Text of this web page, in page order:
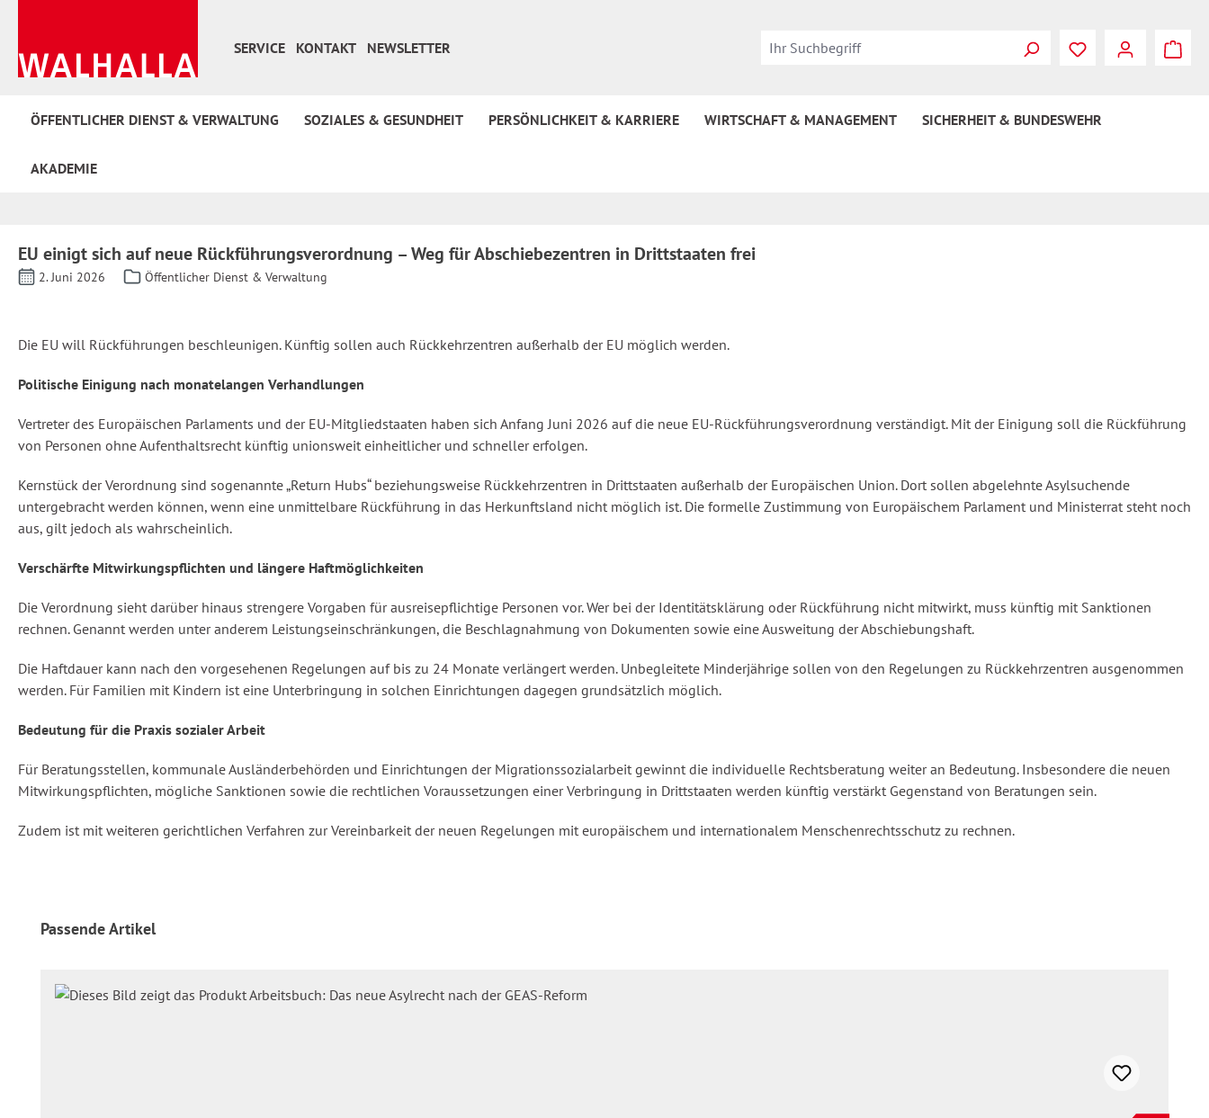
SERVICE
KONTAKT NEWSLETTER
ÖFFENTLICHER DIENST & VERWALTUNG SOZIALES & GESUNDHEIT PERSÖNLICHKEIT & KARRIERE WIRTSCHAFT & MANAGEMENT SICHERHEIT & BUNDESWEHR
AKADEMIE
EU einigt sich auf neue Rückführungsverordnung – Weg für Abschiebezentren in Drittstaaten frei
2. Juni 2026 Öffentlicher Dienst & Verwaltung
Die EU will Rückführungen beschleunigen. Künftig sollen auch Rückkehrzentren außerhalb der EU möglich werden.
Politische Einigung nach monatelangen Verhandlungen
Vertreter des Europäischen Parlaments und der EU-Mitgliedstaaten haben sich Anfang Juni 2026 auf die neue EU-Rückführungsverordnung verständigt. Mit der Einigung soll die Rückführung
von Personen ohne Aufenthaltsrecht künftig unionsweit einheitlicher und schneller erfolgen.
Kernstück der Verordnung sind sogenannte „Return Hubs“ beziehungsweise Rückkehrzentren in Drittstaaten außerhalb der Europäischen Union. Dort sollen abgelehnte Asylsuchende
untergebracht werden können, wenn eine unmittelbare Rückführung in das Herkunftsland nicht möglich ist. Die formelle Zustimmung von Europäischem Parlament und Ministerrat steht noch
aus, gilt jedoch als wahrscheinlich.
Verschärfte Mitwirkungspflichten und längere Haftmöglichkeiten
Die Verordnung sieht darüber hinaus strengere Vorgaben für ausreisepflichtige Personen vor. Wer bei der Identitätsklärung oder Rückführung nicht mitwirkt, muss künftig mit Sanktionen
rechnen. Genannt werden unter anderem Leistungseinschränkungen, die Beschlagnahmung von Dokumenten sowie eine Ausweitung der Abschiebungshaft.
Die Haftdauer kann nach den vorgesehenen Regelungen auf bis zu 24 Monate verlängert werden. Unbegleitete Minderjährige sollen von den Regelungen zu Rückkehrzentren ausgenommen
werden. Für Familien mit Kindern ist eine Unterbringung in solchen Einrichtungen dagegen grundsätzlich möglich.
Bedeutung für die Praxis sozialer Arbeit
Für Beratungsstellen, kommunale Ausländerbehörden und Einrichtungen der Migrationssozialarbeit gewinnt die individuelle Rechtsberatung weiter an Bedeutung. Insbesondere die neuen
Mitwirkungspflichten, mögliche Sanktionen sowie die rechtlichen Voraussetzungen einer Verbringung in Drittstaaten werden künftig verstärkt Gegenstand von Beratungen sein.
Zudem ist mit weiteren gerichtlichen Verfahren zur Vereinbarkeit der neuen Regelungen mit europäischem und internationalem Menschenrechtsschutz zu rechnen.
Produktgalerie überspringen
Passende Artikel